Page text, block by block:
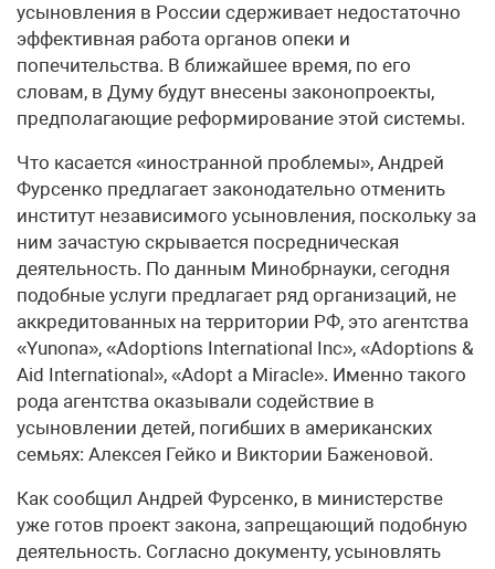
усыновления в России сдерживает недостаточно
эффективная работа органов опеки и
попечительства. В ближайшее время, по его
словам, в Думу будут внесены законопроекты,
предполагающие реформирование этой системы.
Что касается «иностранной проблемы», Андрей
Фурсенко предлагает законодательно отменить
институт независимого усыновления, поскольку за
ним зачастую скрывается посредническая
деятельность. По данным Минобрнауки, сегодня
подобные услуги предлагает ряд организаций, не
аккредитованных на территории РФ, это агентства
«Yunona», «Adoptions International Inc», «Adoptions &
Aid International», «Adopt a Miracle». Именно такого
рода агентства оказывали содействие в
усыновлении детей, погибших в американских
семьях: Алексея Гейко и Виктории Баженовой.
Как сообщил Андрей Фурсенко, в министерстве
уже готов проект закона, запрещающий подобную
деятельность. Согласно документу, усыновлять